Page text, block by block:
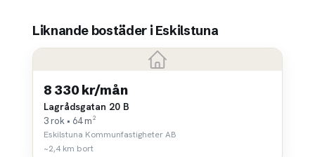
Liknande bostäder i Eskilstuna
8 330 kr/mån
Lagrådsgatan 20 B
3 rok • 64 m²
Eskilstuna Kommunfastigheter AB
~2,4 km bort